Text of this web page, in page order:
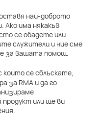
най-доброто
Ако има някакъв
се обадете или
служители и ние сме
за вашата помощ.
които се сблъскате,
за RMA и да го
или ще ви